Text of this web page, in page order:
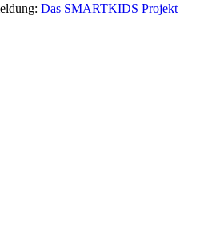
Das SMARTKIDS Projekt